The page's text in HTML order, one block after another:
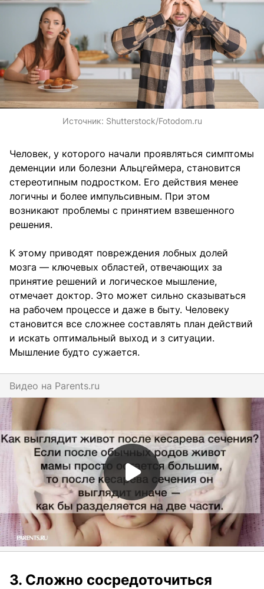
Источник: Shutterstock/Fotodom.ru
Человек, у которого начали проявляться симптомы
деменции или болезни Альцгеймера, становится
стереотипным подростком. Его действия менее
логичны и более импульсивным. При этом
возникают проблемы с принятием взвешенного
решения.
К этому приводят повреждения лобных долей
мозга — ключевых областей, отвечающих за
принятие решений и логическое мышление,
отмечает доктор. Это может сильно сказываться
на рабочем процессе и даже в быту. Человеку
становится все сложнее составлять план действий
и искать оптимальный выход и з ситуации.
Мышление будто сужается.
Видео на parents.ru
3. Сложно сосредоточиться